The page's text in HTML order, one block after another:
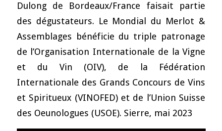
Dulong de Bordeaux/France faisait partie
des dégustateurs. Le Mondial du Merlot &
Assemblages bénéficie du triple patronage
de l’Organisation Internationale de la Vigne
et du Vin (OIV), de la Fédération
Internationale des Grands Concours de Vins
et Spiritueux (VINOFED) et de l’Union Suisse
des Oeunologues (USOE). Sierre, mai 2023